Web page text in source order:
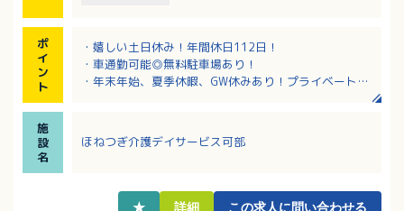
ポ
イ
ン
ト
・嬉しい土日休み！年間休日112日！
・車通勤可能◎無料駐車場あり！
・年末年始、夏季休暇、GW休みあり！プライベートも
施
設
名
ほねつぎ介護デイサービス可部
★ 詳細 この求人に問い合わせる